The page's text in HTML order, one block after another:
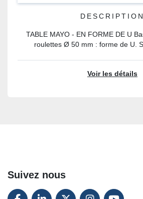
DESCRIPTION
TABLE MAYO - EN FORME DE U
roulettes Ø 50 mm : forme de U.
Voir les détails
Suivez nous